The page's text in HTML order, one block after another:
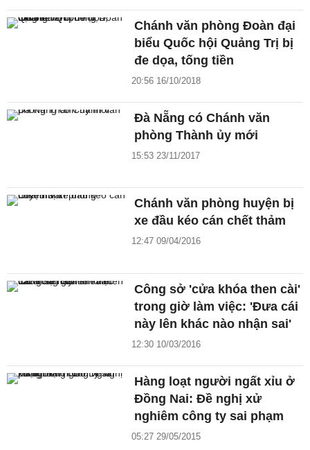
Chánh văn phòng Đoàn đại
biểu Quốc hội Quảng Trị bị
đe dọa, tống tiền
20:56 16/10/2018
Đà Nẵng có Chánh văn
phòng Thành ủy mới
15:53 23/11/2017
Chánh văn phòng huyện bị
xe đầu kéo cán chết thảm
12:47 09/04/2016
Công sở 'cửa khóa then cài'
trong giờ làm việc: 'Đưa cái
này lên khác nào nhận sai'
12:30 10/03/2016
Hàng loạt người ngất xỉu ở
Đồng Nai: Đề nghị xử
nghiêm công ty sai phạm
05:27 29/05/2015